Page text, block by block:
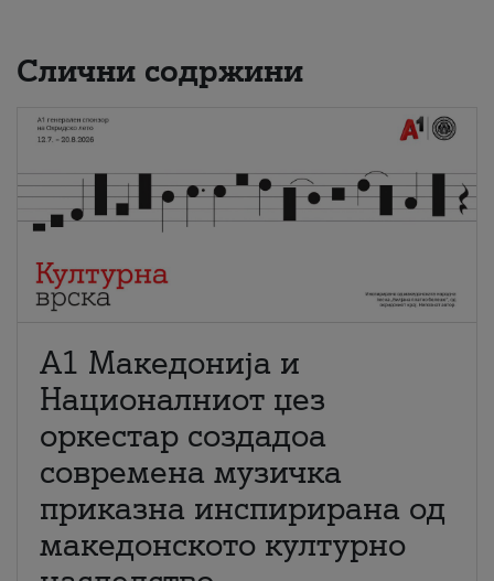
Слични содржини
А1 Македонија и
Националниот џез
оркестар создадоа
современа музичка
приказна инспирирана од
македонското културно